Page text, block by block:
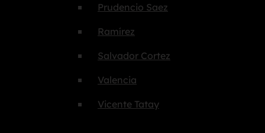
Prudencio Saez
Ramírez
Salvador Cortez
Valencia
Vicente Tatay